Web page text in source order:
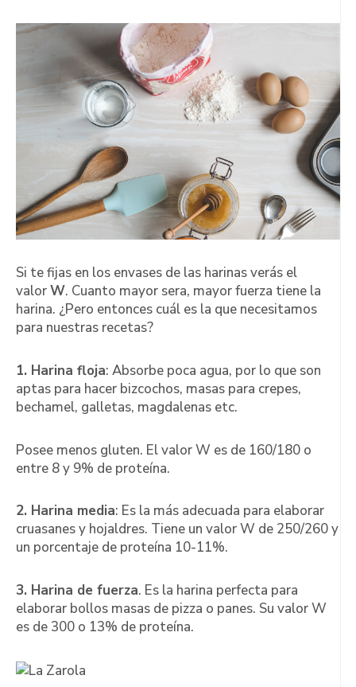
Si te fijas en los envases de las harinas verás el
valorW. Cuanto mayor sera, mayor fuerza tiene la
harina. ¿Pero entonces cuál es la que necesitamos
para nuestras recetas?
1. Harina floja: Absorbe poca agua, por lo que son
aptas para hacer bizcochos, masas para crepes,
bechamel, galletas, magdalenas etc.
Posee menos gluten. El valor W es de 160/180 o
entre 8 y 9% de proteína.
2. Harina media: Es la más adecuada para elaborar
cruasanes y hojaldres. Tiene un valor W de 250/260 y
un porcentaje de proteína 10-11%.
3. Harina de fuerza. Es la harina perfecta para
elaborar bollos masas de pizza o panes. Su valor W
es de 300 o 13% de proteína.